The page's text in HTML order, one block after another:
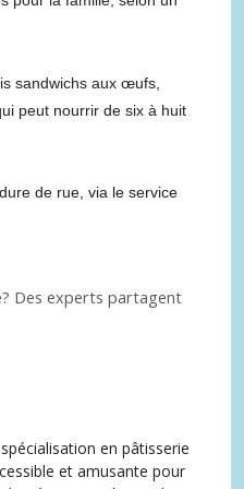
sandwichs aux œufs,
peut nourrir de six à huit
de rue, via le service
Des experts partagent
en pâtisserie
et amusante pour